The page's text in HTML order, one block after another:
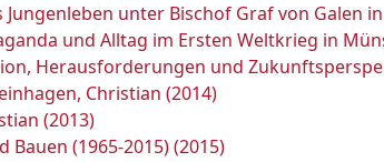
unter Bischof Graf von Galen
und Alltag im Ersten Weltkrieg in
Herausforderungen und
Christian (2014)
(2013)
(1965-2015) (2015)